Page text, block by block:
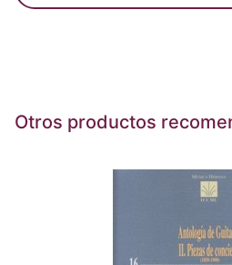
Otros productos